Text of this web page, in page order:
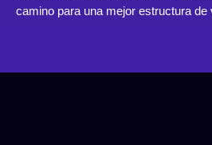
camino para una mejor estructura